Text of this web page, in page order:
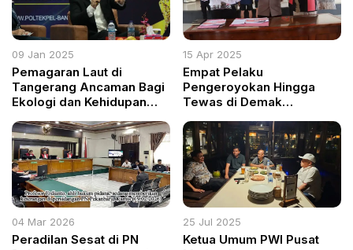
09 Jan 2025
Pemagaran Laut di
Tangerang Ancaman Bagi
Ekologi dan Kehidupan
15 Apr 2025
Empat Pelaku
Pengeroyokan Hingga
Tewas di Demak
Buru Lima Pelaku Lain
04 Mar 2026
Peradilan Sesat di PN
25 Jul 2025
Ketua Umum PWI Pusat